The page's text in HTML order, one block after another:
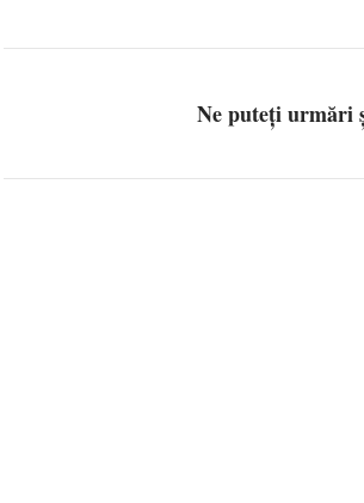
Ne puteți urmări